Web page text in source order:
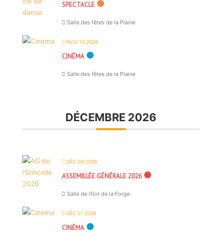
SPECTACLE
Salle des fêtes de la Plaine
NOV 13 2026
CINÉMA
Salle des fêtes de la Plaine
DÉCEMBRE 2026
DÉC 04 2026
ASSEMBLÉE GÉNÉRALE 2026
Salle de l'îlot de la Forge
DÉC 11 2026
CINÉMA